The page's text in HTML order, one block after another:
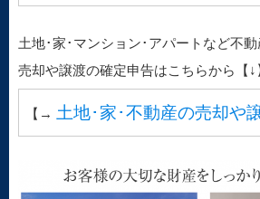
土地･家･マンション･アパートなど不
売却や譲渡の確定申告はこちらから【↓
【→ 土地･家･不動産の売却や